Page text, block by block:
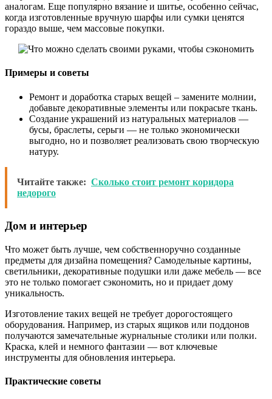
аналогам. Еще популярно вязание и шитье, особенно сейчас,
когда изготовленные вручную шарфы или сумки ценятся
гораздо выше, чем массовые покупки.
Примеры и советы
Ремонт и доработка старых вещей – замените молнии,
добавьте декоративные элементы или покрасьте ткань.
Создание украшений из натуральных материалов —
бусы, браслеты, серьги — не только экономически
выгодно, но и позволяет реализовать свою творческую
натуру.
Читайте также: Сколько стоит ремонт коридора
недорого
Дом и интерьер
Что может быть лучше, чем собственноручно созданные
предметы для дизайна помещения? Самодельные картины,
светильники, декоративные подушки или даже мебель — все
это не только помогает сэкономить, но и придает дому
уникальность.
Изготовление таких вещей не требует дорогостоящего
оборудования. Например, из старых ящиков или поддонов
получаются замечательные журнальные столики или полки.
Краска, клей и немного фантазии — вот ключевые
инструменты для обновления интерьера.
Практические советы